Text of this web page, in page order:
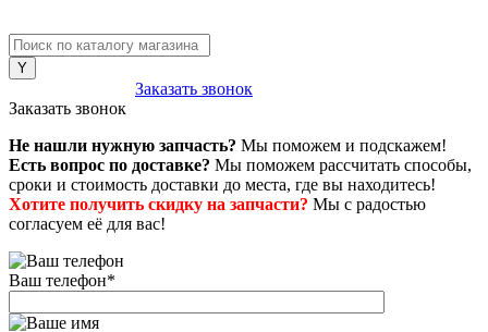
Заказать звонок
Заказать звонок
Не нашли нужную запчасть? Мы поможем и подскажем!
Есть вопрос по доставке? Мы поможем рассчитать способы,
сроки и стоимость доставки до места, где вы находитесь!
Хотите получить скидку на запчасти? Мы с радостью
согласуем её для вас!
Ваш телефон*